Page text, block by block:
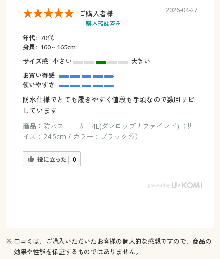
ご購入者様
購入確認済み
2026-04-27
年代: 70代
身長: 160～165cm
サイズ感 小さい
大きい
お買い得感
使いやすさ
防水仕様でとても履きやすく値段も手頃なので数回リピ
しています
商品： 防水スニーカー4E(ダンロップリファインド)（サ
イズ：24.5cm / カラー：ブラック系）
役に立った 0
※ 口コミは、ご購入いただいたお客様の個人的な感想ですので、商品の
効果や性能を保証するものではありません。